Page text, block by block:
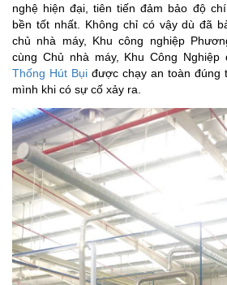
nghệ hiện đại, tiên tiến đảm bảo độ
bền tốt nhất. Không chỉ có vậy dù đã
chủ nhà máy, Khu công nghiệp
cùng Chủ nhà máy, Khu Công Nghiệp
Thống Hút Bụi được chạy an toàn đúng
mình khi có sự cố xảy ra.